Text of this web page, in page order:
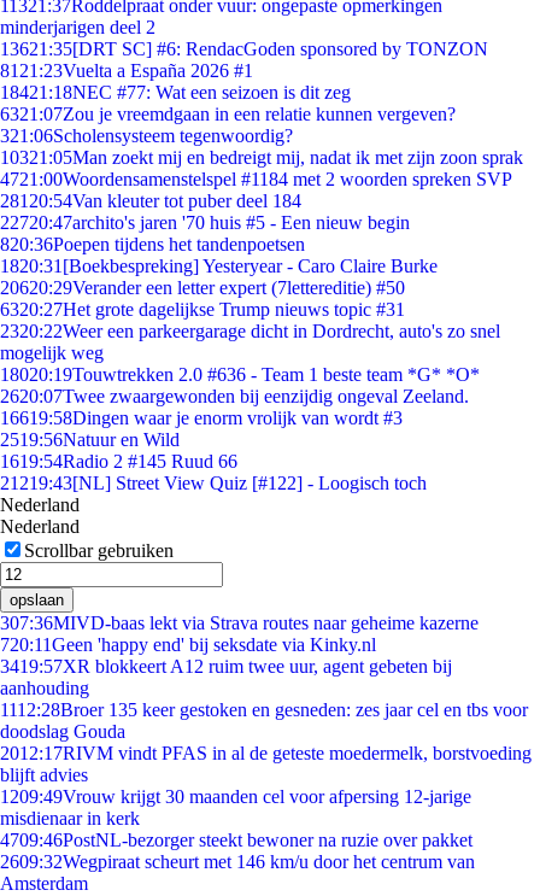
11321:37Roddelpraat onder vuur: ongepaste opmerkingen
minderjarigen deel 2
13621:35[DRT SC] #6: RendacGoden sponsored by TONZON
81 21:23Vuelta a España 2026 #1
18421:18NEC #77: Wat een seizoen is dit zeg
6321:07Zou je vreemdgaan in een relatie kunnen vergeven?
321:06Scholensysteem tegenwoordig?
10321:05Man zoekt mij en bedreigt mij, nadat ik met zijn zoon sprak
4721:00Woordensamenstelspel #1184 met 2 woorden spreken SVP
281 20:54Van kleuter tot puber deel 184
22720:47archito's jaren '70 huis #5 - Een nieuw begin
820:36Poepen tijdens het tandenpoetsen
1820:31 [Boekbespreking] Yesteryear - Caro Claire Burke
20620:29Verander een letter expert (7lettereditie) #50
6320:27Het grote dagelijkse Trump nieuws topic #31
2320:22Weer een parkeergarage dicht in Dordrecht, auto's zo snel
mogelijk weg
18020:19Touwtrekken 2.0 #636 - Team 1 beste team *G* *O*
2620:07Twee zwaargewonden bij eenzijdig ongeval Zeeland.
16619:58Dingen waar je enorm vrolijk van wordt #3
2519:56Natuur en Wild
1619:54Radio 2 #145 Ruud 66
21219:43[NL] Street View Quiz [#122] - Loogisch toch
Nederland
Nederland
Scrollbar gebruiken
opslaan
307:36MIVD-baas lekt via Strava routes naar geheime kazerne
720:11Geen 'happy end' bij seksdate via Kinky.nl
3419:57XR blokkeert A12 ruim twee uur, agent gebeten bij
aanhouding
1112:28Broer 135 keer gestoken en gesneden: zes jaar cel en tbs voor
doodslag Gouda
2012:17RIVM vindt PFAS in al de geteste moedermelk, borstvoeding
blijft advies
1209:49Vrouw krijgt 30 maanden cel voor afpersing 12-jarige
misdienaar in kerk
4709:46PostNL-bezorger steekt bewoner na ruzie over pakket
2609:32Wegpiraat scheurt met 146 km/u door het centrum van
Amsterdam